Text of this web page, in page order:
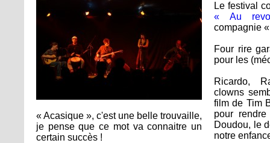
« Acasique », c'est une belle trouvaille,
je pense que ce mot va connaitre un
certain succès !
Le festival
« Au
compagnie
Four rire
pour les
Ricardo,
clowns
film de Tim
pour
Doudou, le
notre